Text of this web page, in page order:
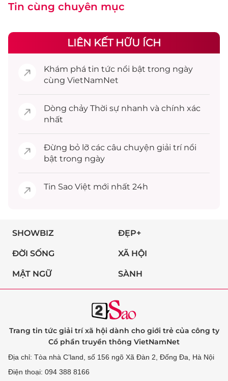
Tin cùng chuyên mục
LIÊN KẾT HỮU ÍCH
Khám phá tin tức nổi bật trong ngày
cùng VietNamNet
Dòng chảy Thời sự nhanh và chính xác
nhất
Đừng bỏ lỡ các câu chuyện giải trínổi
bật trong ngày
Tin Sao Việt mới nhất 24h
SHOWBIZ ĐẸP+
ĐỜI SỐNG XÃ HỘI
MẬT NGỮ SÀNH
Trang tin tức giải trí xã hội dành cho giới trẻ của công ty
Cổ phần truyền thông VietNamNet
Địa chỉ: Tòa nhà C’land, số 156 ngõ Xã Đàn 2, Đống Đa, Hà Nội
Điện thoại: 094 388 8166